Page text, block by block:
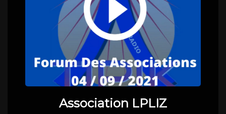
Association LPLIZ